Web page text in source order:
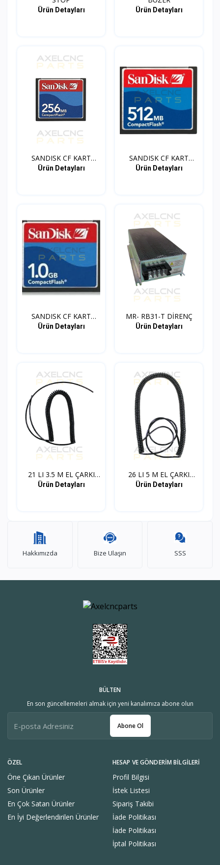
Ürün Detayları Ürün Detayları
SANDISK CF KART
ADAPTOR...
Ürün Detayları
SANDISK CF KART
ADAPTOR...
Ürün Detayları
SANDISK CF KART
ADAPTOR...
Ürün Detayları
MR- RB31-T DİRENÇ
Ürün Detayları
21 LI 3.5 M EL ÇARKI
KA...
Ürün Detayları
26 LI 5 M EL ÇARKI
KABL...
Ürün Detayları
Hakkımızda Bize Ulaşın SSS
ÖZEL
Öne Çıkan Ürünler
Son Ürünler
En Çok Satan Ürünler
En İyi Değerlendirilen Ürünler
HESAP VE GÖNDERIM BILGILERI
Profil Bilgisi
İstek Listesi
Sipariş Takibi
İade Politikası
İade Politikası
İptal Politikası
BÜLTEN
En son güncellemeleri almak için yeni kanalımıza abone olun
Abone Ol